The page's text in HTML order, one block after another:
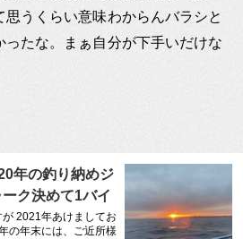
うくらい意味わからんバラシと
たな。まぁ自分が下手いだけな
年の釣り納めジ
ク決めて1バイ
屋村上
2021年あけましてお
の年末には、ご近所様